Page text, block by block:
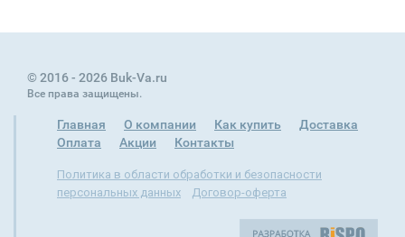
© 2016 - 2026 Buk-Va.ru
Все права защищены.
Главная О компании Как купить
Доставка
Оплата
Акции Контакты
Политика в области обработки и безопасности
персональных данных
Договор-оферта